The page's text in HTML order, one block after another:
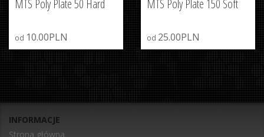
MTS Poly Plate 50 Hard
od 10.00PLN
MTS Poly Plate 150 Soft
od 25.00PLN
INFORMACJE
Strona główna